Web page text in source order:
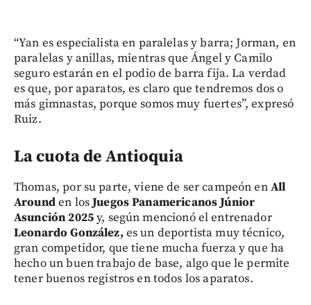
“Yan es especialista en paralelas y barra; Jorman, en
paralelas y anillas, mientras que Ángel y Camilo
seguro estarán en el podio de barra fija. La verdad
es que, por aparatos, es claro que tendremos dos o
más gimnastas, porque somos muy fuertes”, expresó
Ruiz.
La cuota de Antioquia
Thomas, por su parte, viene de ser campeón enAll
Arounden losJuegos Panamericanos Júnior
Asunción 2025y, según mencionó el entrenador
Leonardo González, es un deportista muy técnico,
gran competidor, que tiene mucha fuerza y que ha
hecho un buen trabajo de base, algo que le permite
tener buenos registros en todos los aparatos.